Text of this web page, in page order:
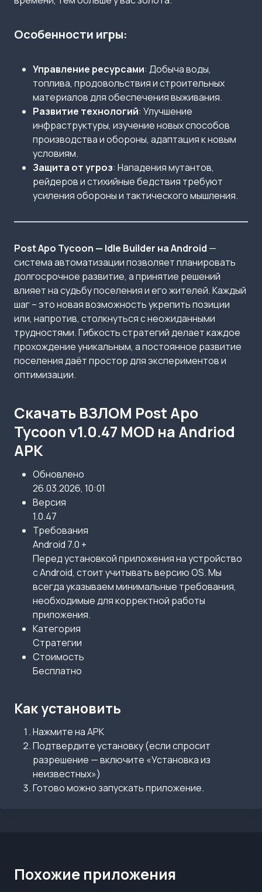
Особенности игры:
Управление ресурсами: Добыча воды,
топлива, продовольствия и строительных
материалов для обеспечения выживания.
Развитие технологий: Улучшение
инфраструктуры, изучение новых способов
производства и обороны, адаптация к новым
условиям.
Защита от угроз: Нападения мутантов,
рейдеров и стихийные бедствия требуют
усиления обороны и тактического мышления.
Post Apo Tycoon — Idle Builder на Android —
система автоматизации позволяет планировать
долгосрочное развитие, а принятие решений
влияет на судьбу поселения и его жителей. Каждый
шаг – это новая возможность укрепить позиции
или, напротив, столкнуться с неожиданными
трудностями. Гибкость стратегий делает каждое
прохождение уникальным, а постоянное развитие
поселения даёт простор для экспериментов и
оптимизации.
Скачать ВЗЛОМ Post Apo
Tycoon v1.0.47 MOD на Andriod
APK
Обновлено
26.03.2026, 10:01
Версия
1.0.47
Требования
Android 7.0 +
Перед установкой приложения на устройство
с Android, стоит учитывать версию OS. Мы
всегда указываем минимальные требования,
необходимые для корректной работы
приложения.
Категория
Стратегии
Стоимость
Бесплатно
Как установить
Нажмите на APK
Подтвердите установку (если спросит
разрешение — включите «Установка из
неизвестных»)
Готово можно запускать приложение.
Похожие приложения